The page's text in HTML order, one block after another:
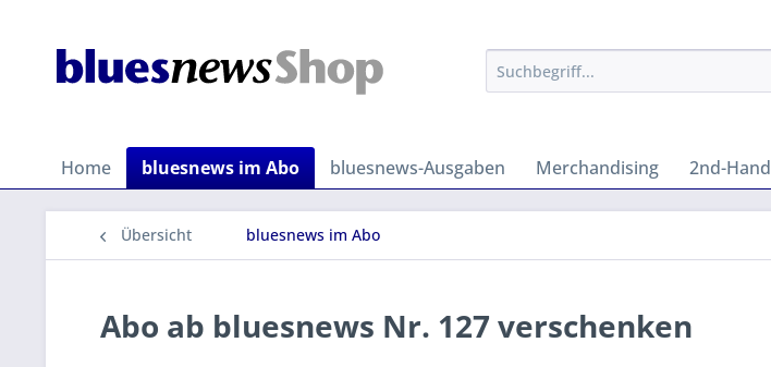
Home bluesnews im Abo bluesnews-Ausgaben Merchandising 2nd-Hand
Übersicht bluesnews im Abo
Abo ab bluesnews Nr. 127 verschenken